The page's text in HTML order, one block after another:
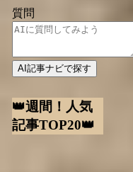
質問
AI記事ナビで探す
👑週間！人気
記事TOP20👑